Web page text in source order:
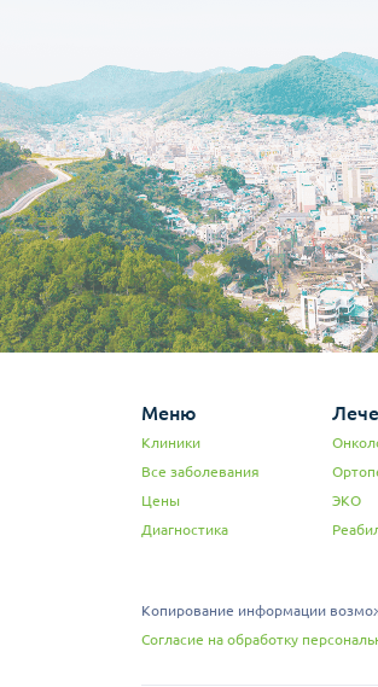
Меню
Клиники
Все заболевания
Цены
Диагностика
ЭКО
Копирование информации
Согласие на обработку